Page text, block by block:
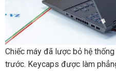
Chiếc‌ ‌máy‌ ‌đã‌ ‌lược‌ ‌bỏ‌ ‌hệ‌
‌trước.‌ ‌Keycaps‌ ‌được‌ ‌làm‌